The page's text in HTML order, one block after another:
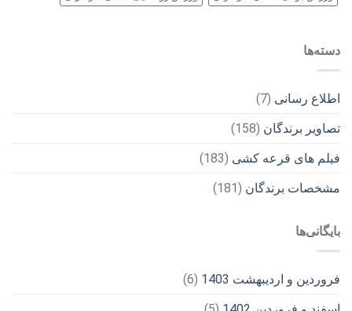
دسته‌ها
اطلاع رسانی (7)
تصاویر برندگان (158)
فیلم های قرعه کشی (183)
مشخصات برندگان (181)
بایگانی‌ها
فروردین و اردیبهشت 1403
(6)